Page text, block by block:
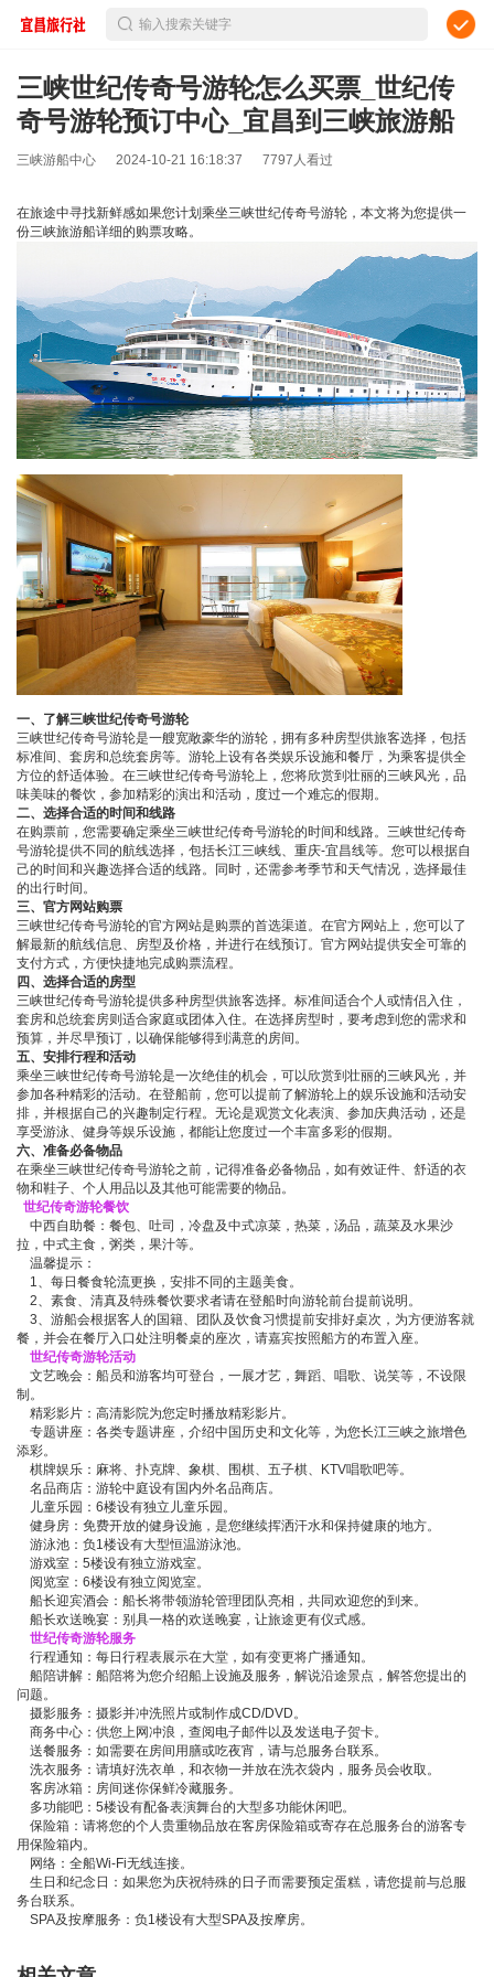
输入搜索关键字
三峡世纪传奇号游轮怎么买票_世纪传
奇号游轮预订中心_宜昌到三峡旅游船
三峡游船中心 2024-10-21 16:18:37 7797人看过
在旅途中寻找新鲜感如果您计划乘坐三峡世纪传奇号游轮，本文将为您提供一
份三峡旅游船详细的购票攻略。
一、了解三峡世纪传奇号游轮
三峡世纪传奇号游轮是一艘宽敞豪华的游轮，拥有多种房型供旅客选择，包括
标准间、套房和总统套房等。游轮上设有各类娱乐设施和餐厅，为乘客提供全
方位的舒适体验。在三峡世纪传奇号游轮上，您将欣赏到壮丽的三峡风光，品
味美味的餐饮，参加精彩的演出和活动，度过一个难忘的假期。
二、选择合适的时间和线路
在购票前，您需要确定乘坐三峡世纪传奇号游轮的时间和线路。三峡世纪传奇
号游轮提供不同的航线选择，包括长江三峡线、重庆-宜昌线等。您可以根据自
己的时间和兴趣选择合适的线路。同时，还需参考季节和天气情况，选择最佳
的出行时间。
三、官方网站购票
三峡世纪传奇号游轮的官方网站是购票的首选渠道。在官方网站上，您可以了
解最新的航线信息、房型及价格，并进行在线预订。官方网站提供安全可靠的
支付方式，方便快捷地完成购票流程。
四、选择合适的房型
三峡世纪传奇号游轮提供多种房型供旅客选择。标准间适合个人或情侣入住，
套房和总统套房则适合家庭或团体入住。在选择房型时，要考虑到您的需求和
预算，并尽早预订，以确保能够得到满意的房间。
五、安排行程和活动
乘坐三峡世纪传奇号游轮是一次绝佳的机会，可以欣赏到壮丽的三峡风光，并
参加各种精彩的活动。在登船前，您可以提前了解游轮上的娱乐设施和活动安
排，并根据自己的兴趣制定行程。无论是观赏文化表演、参加庆典活动，还是
享受游泳、健身等娱乐设施，都能让您度过一个丰富多彩的假期。
六、准备必备物品
在乘坐三峡世纪传奇号游轮之前，记得准备必备物品，如有效证件、舒适的衣
物和鞋子、个人用品以及其他可能需要的物品。
世纪传奇游轮餐饮
中西自助餐：餐包、吐司，冷盘及中式凉菜，热菜，汤品，蔬菜及水果沙
拉，中式主食，粥类，果汁等。
温馨提示：
1、每日餐食轮流更换，安排不同的主题美食。
2、素食、清真及特殊餐饮要求者请在登船时向游轮前台提前说明。
3、游船会根据客人的国籍、团队及饮食习惯提前安排好桌次，为方便游客就
餐，并会在餐厅入口处注明餐桌的座次，请嘉宾按照船方的布置入座。
世纪传奇游轮活动
文艺晚会：船员和游客均可登台，一展才艺，舞蹈、唱歌、说笑等，不设限
制。
精彩影片：高清影院为您定时播放精彩影片。
专题讲座：各类专题讲座，介绍中国历史和文化等，为您长江三峡之旅增色
添彩。
棋牌娱乐：麻将、扑克牌、象棋、围棋、五子棋、KTV唱歌吧等。
名品商店：游轮中庭设有国内外名品商店。
儿童乐园：6楼设有独立儿童乐园。
健身房：免费开放的健身设施，是您继续挥洒汗水和保持健康的地方。
游泳池：负1楼设有大型恒温游泳池。
游戏室：5楼设有独立游戏室。
阅览室：6楼设有独立阅览室。
船长迎宾酒会：船长将带领游轮管理团队亮相，共同欢迎您的到来。
船长欢送晚宴：别具一格的欢送晚宴，让旅途更有仪式感。
世纪传奇游轮服务
行程通知：每日行程表展示在大堂，如有变更将广播通知。
船陪讲解：船陪将为您介绍船上设施及服务，解说沿途景点，解答您提出的
问题。
摄影服务：摄影并冲洗照片或制作成CD/DVD。
商务中心：供您上网冲浪，查阅电子邮件以及发送电子贺卡。
送餐服务：如需要在房间用膳或吃夜宵，请与总服务台联系。
洗衣服务：请填好洗衣单，和衣物一并放在洗衣袋内，服务员会收取。
客房冰箱：房间迷你保鲜冷藏服务。
多功能吧：5楼设有配备表演舞台的大型多功能休闲吧。
保险箱：请将您的个人贵重物品放在客房保险箱或寄存在总服务台的游客专
用保险箱内。
网络：全船Wi-Fi无线连接。
生日和纪念日：如果您为庆祝特殊的日子而需要预定蛋糕，请您提前与总服
务台联系。
SPA及按摩服务：负1楼设有大型SPA及按摩房。